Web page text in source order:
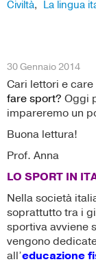
Civiltà, La lingua
30 Gennaio 2014
Cari lettori e
fare sport? Oggi
impareremo un
Buona lettura!
Prof. Anna
LO SPORT IN
Nella società
soprattutto tra i
sportiva avviene
vengono
all’educazione